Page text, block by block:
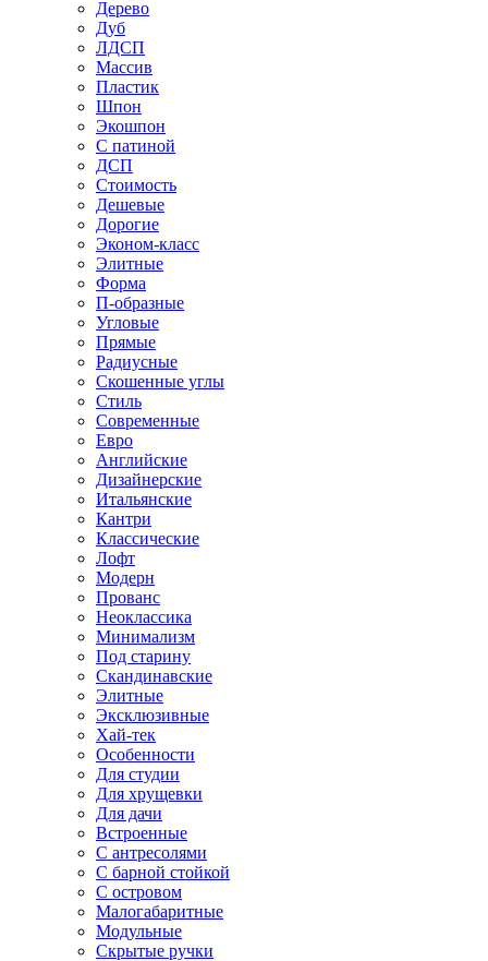
Дерево
Дуб
ЛДСП
Массив
Пластик
Шпон
Экошпон
С патиной
ДСП
Стоимость
Дешевые
Дорогие
Эконом-класс
Элитные
Форма
П-образные
Угловые
Прямые
Радиусные
Скошенные углы
Стиль
Современные
Евро
Английские
Дизайнерские
Итальянские
Кантри
Классические
Лофт
Модерн
Прованс
Неоклассика
Минимализм
Под старину
Скандинавские
Элитные
Эксклюзивные
Хай-тек
Особенности
Для студии
Для хрущевки
Для дачи
Встроенные
С антресолями
С барной стойкой
С островом
Малогабаритные
Модульные
Скрытые ручки